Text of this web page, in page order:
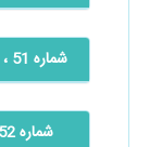
شماره 51 ، دوره دوم ، سال چهارم ، زمستان 1401
شماره 52 ، دوره اول ، سال چهارم ، بهار 1402